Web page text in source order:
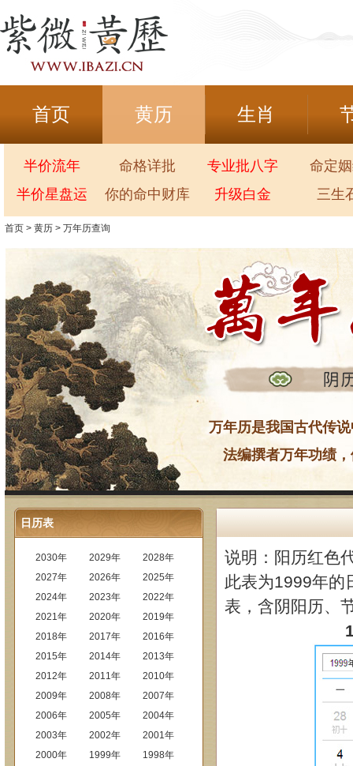
首页 黄历 生肖
半价流年 命格详批 专业批八字
命定
半价星盘运
你的命中财库 升级白金 三生
首页 > 黄历 > 万年历查询
万年历是我国古代传
法编撰者万年功绩
日历表
2030年 2029年
2028年
2027年
2026年
2025年
2024年
2023年
2022年
2021年
2020年
2019年
2018年
2017年
2016年
2015年
2014年
2013年
2012年
2011年
2010年
2009年
2008年
2007年
2006年
2005年
2004年
2003年
2002年
2001年
2000年
1999年
1998年
说明：阳历红色
此表为1999年的
表，含阴阳历、